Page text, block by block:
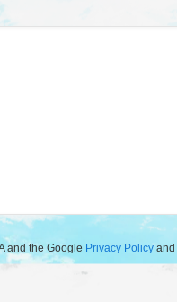
and the Google Privacy Policy and